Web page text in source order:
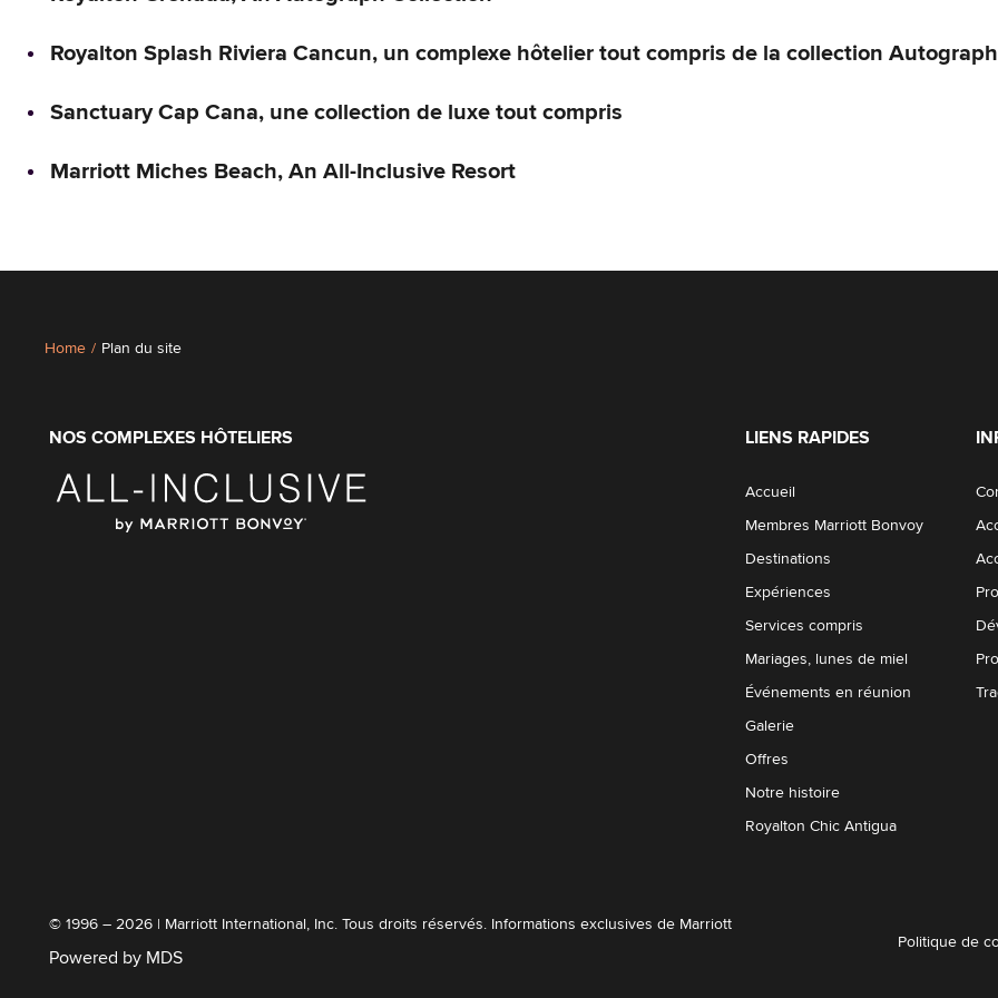
Royalton Splash Riviera Cancun, un complexe hôtelier tout compris de la collection Autograph
Sanctuary Cap Cana, une collection de luxe tout compris
Marriott Miches Beach, An All-Inclusive Resort
Home / Plan du site
NOS COMPLEXES HÔTELIERS LIENS RAPIDES
Accueil
Membres Marriott Bonvoy
Destinations
Expériences
Services compris
Mariages, lunes de miel
Événements en réunion
Galerie
Offres
Notre histoire
Royalton Chic Antigua
© 1996 – 2026 | Marriott International, Inc. Tous droits réservés. Informations exclusives de Marriott
Powered by MDS
Politique de